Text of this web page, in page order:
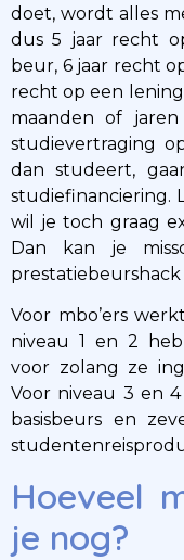
doet, wordt alles
dus 5 jaar recht
beur, 6 jaar recht
recht op een lening
maanden of
studievertraging
dan studeert,
studiefinanciering.
wil je toch graag
Dan kan je
Voor mbo’ers
niveau 1 en 2
voor zolang ze
Voor niveau 3 en
basisbeurs en
Hoeveel
je nog?